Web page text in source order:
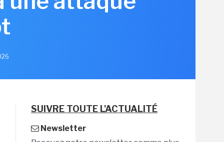
SUIVRE TOUTE L'ACTUALITÉ
Newsletter